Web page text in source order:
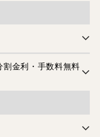
金利・手数料無料